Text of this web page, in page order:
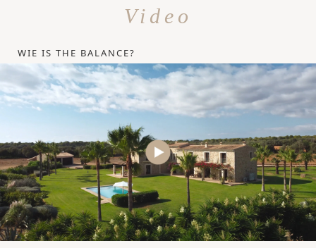
Video
WIE IS THE BALANCE?